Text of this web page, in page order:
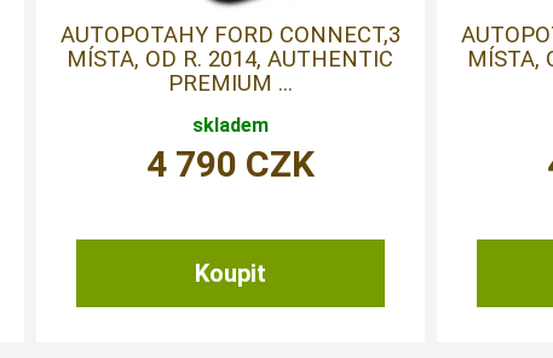
AUTOPOTAHY FORD CONNECT,3
MÍSTA, OD R. 2014, AUTHENTIC
PREMIUM ...
skladem
4 790 CZK
MÍSTA,